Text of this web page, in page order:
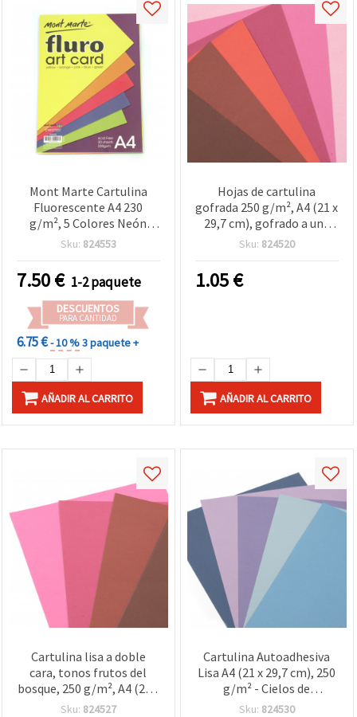
Mont Marte Cartulina
Fluorescente A4 230
g/m², 5 Colores Neón
Surtidos, Pack de 30 Hojas
Sku: 824553
7.50€ 1-2 paquete
DESCUENTOS
PARA CANTIDAD
6.75 €- 10 %3 paquete +
AÑADIR AL CARRITO
Hojas de cartulina
gofrada 250 g/m², A4 (21 x
29,7 cm), gofrado a una
cara, paleta rosa-rojo
colores, 6 hojas
Sku: 824520
1.05€
AÑADIR AL CARRITO
Cartulina lisa a doble
cara, tonos frutos del
bosque, 250 g/m², A4 (21 x
29,7 cm), paleta rosa-roja,
Sku: 824527
Cartulina Autoadhesiva
Lisa A4 (21 x 29,7 cm), 250
g/m² - Cielos de
Medianoche, tonos
Sku: 824530